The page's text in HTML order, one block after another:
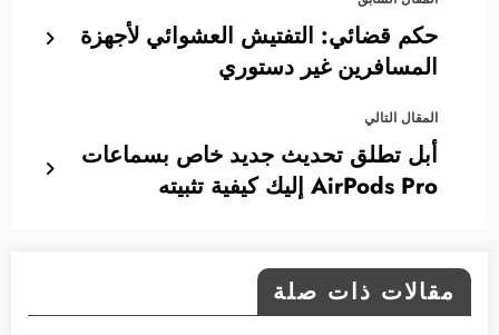
حكم قضائي: التفتيش العشوائي لأجهزة
المسافرين غير دستوري
المقال التالي
أبل تطلق تحديث جديد خاص بسماعات
AirPods Pro إليك كيفية تثبيته
مقالات ذات صلة